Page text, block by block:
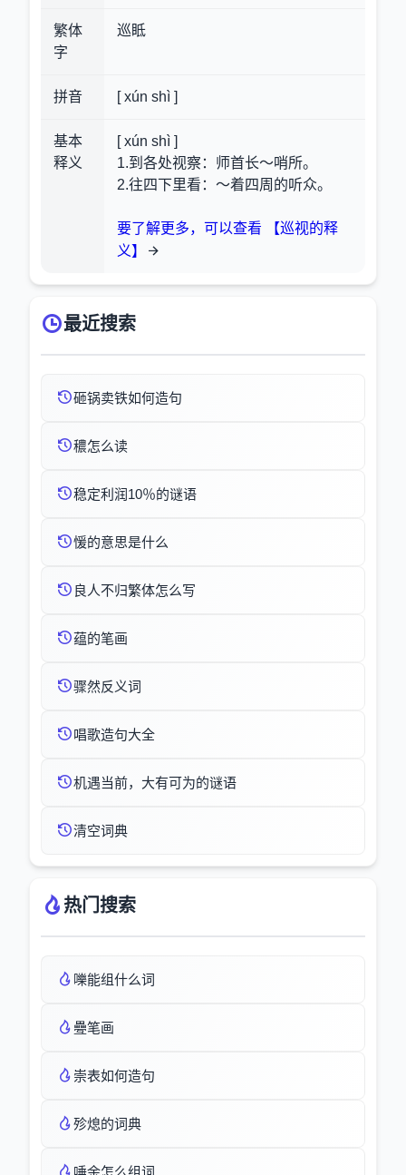
繁体
字
巡眡
拼音 [ xún shì ]
基本
释义
[ xún shì ]
1.到各处视察：师首长～哨所。
2.往四下里看：～着四周的听众。
要了解更多，可以查看 【巡视的释
义】
最近搜索
砸锅卖铁如何造句
穠怎么读
稳定利润10％的谜语
愋的意思是什么
良人不归繁体怎么写
蕴的笔画
骤然反义词
唱歌造句大全
机遇当前，大有可为的谜语
清空词典
热门搜索
嚛能组什么词
疉笔画
崇表如何造句
殄熄的词典
唾余怎么组词